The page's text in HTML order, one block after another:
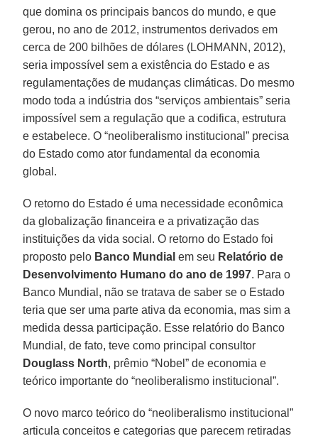
que domina os principais bancos do mundo, e que
gerou, no ano de 2012, instrumentos derivados em
cerca de 200 bilhões de dólares (LOHMANN, 2012),
seria impossível sem a existência do Estado e as
regulamentações de mudanças climáticas. Do mesmo
modo toda a indústria dos “serviços ambientais” seria
impossível sem a regulação que a codifica, estrutura
e estabelece. O “neoliberalismo institucional” precisa
do Estado como ator fundamental da economia
global.
O retorno do Estado é uma necessidade econômica
da globalização financeira e a privatização das
instituições da vida social. O retorno do Estado foi
proposto pelo Banco Mundial em seu Relatório de
Desenvolvimento Humano do ano de 1997. Para o
Banco Mundial, não se tratava de saber se o Estado
teria que ser uma parte ativa da economia, mas sim a
medida dessa participação. Esse relatório do Banco
Mundial, de fato, teve como principal consultor
Douglass North, prêmio “Nobel” de economia e
teórico importante do “neoliberalismo institucional”.
O novo marco teórico do “neoliberalismo institucional”
articula conceitos e categorias que parecem retiradas